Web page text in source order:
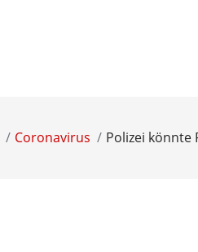
Coronavirus Polizei könnte